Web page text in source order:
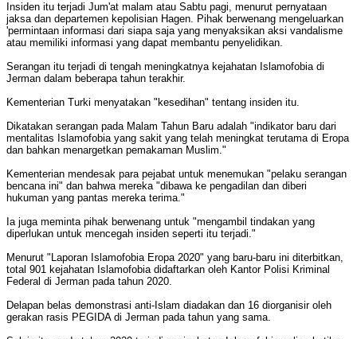
Insiden itu terjadi Jum'at malam atau Sabtu pagi, menurut pernyataan
jaksa dan departemen kepolisian Hagen. Pihak berwenang mengeluarkan
'permintaan informasi dari siapa saja yang menyaksikan aksi vandalisme
atau memiliki informasi yang dapat membantu penyelidikan.
Serangan itu terjadi di tengah meningkatnya kejahatan Islamofobia di
Jerman dalam beberapa tahun terakhir.
Kementerian Turki menyatakan "kesedihan" tentang insiden itu.
Dikatakan serangan pada Malam Tahun Baru adalah "indikator baru dari
mentalitas Islamofobia yang sakit yang telah meningkat terutama di Eropa
dan bahkan menargetkan pemakaman Muslim."
Kementerian mendesak para pejabat untuk menemukan "pelaku serangan
bencana ini" dan bahwa mereka "dibawa ke pengadilan dan diberi
hukuman yang pantas mereka terima."
Ia juga meminta pihak berwenang untuk "mengambil tindakan yang
diperlukan untuk mencegah insiden seperti itu terjadi."
Menurut "Laporan Islamofobia Eropa 2020" yang baru-baru ini diterbitkan,
total 901 kejahatan Islamofobia didaftarkan oleh Kantor Polisi Kriminal
Federal di Jerman pada tahun 2020.
Delapan belas demonstrasi anti-Islam diadakan dan 16 diorganisir oleh
gerakan rasis PEGIDA di Jerman pada tahun yang sama.